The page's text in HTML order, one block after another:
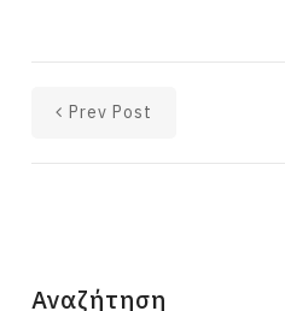
Prev Post
Αναζήτηση